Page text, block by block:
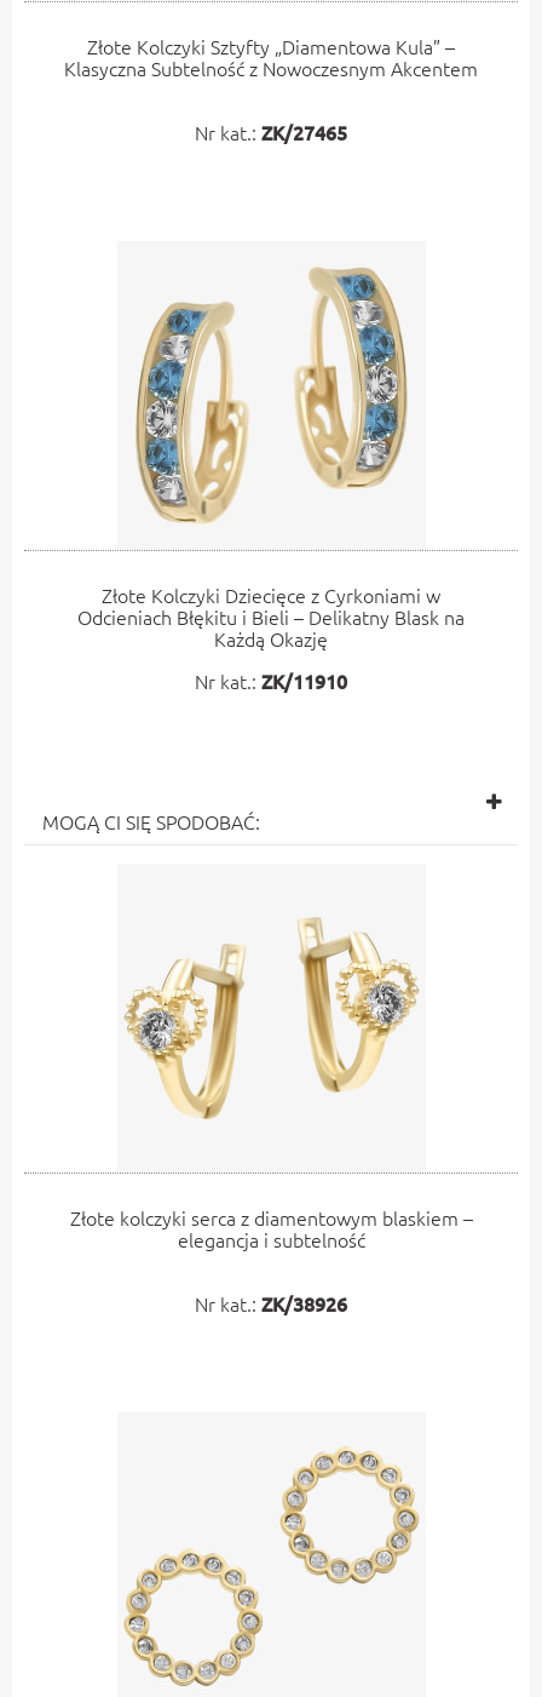
Złote Kolczyki Sztyfty „Diamentowa Kula” –
Klasyczna Subtelność z Nowoczesnym Akcentem
Nr kat.: ZK/27465
Złote Kolczyki Dziecięce z Cyrkoniami w
Odcieniach Błękitu i Bieli – Delikatny Blask na
Każdą Okazję
Nr kat.: ZK/11910
MOGĄ CI SIĘ SPODOBAĆ:
Złote kolczyki serca z diamentowym blaskiem –
elegancja i subtelność
Nr kat.: ZK/38926